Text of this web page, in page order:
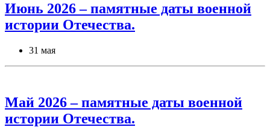
Июнь 2026 – памятные даты военной
истории Отечества.
31 мая
Май 2026 – памятные даты военной
истории Отечества.